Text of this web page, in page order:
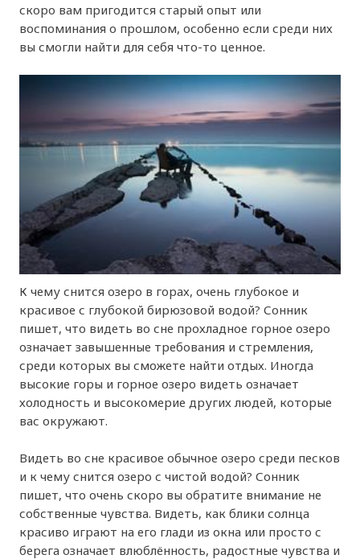
скоро вам пригодится старый опыт или
воспоминания о прошлом, особенно если среди них
вы смогли найти для себя что-то ценное.
К чему снится озеро в горах, очень глубокое и
красивое с глубокой бирюзовой водой? Сонник
пишет, что видеть во сне прохладное горное озеро
означает завышенные требования и стремления,
среди которых вы сможете найти отдых. Иногда
высокие горы и горное озеро видеть означает
холодность и высокомерие других людей, которые
вас окружают.
Видеть во сне красивое обычное озеро среди песков
и к чему снится озеро с чистой водой? Сонник
пишет, что очень скоро вы обратите внимание не
собственные чувства. Видеть, как блики солнца
красиво играют на его глади из окна или просто с
берега означает влюблённость, радостные чувства и